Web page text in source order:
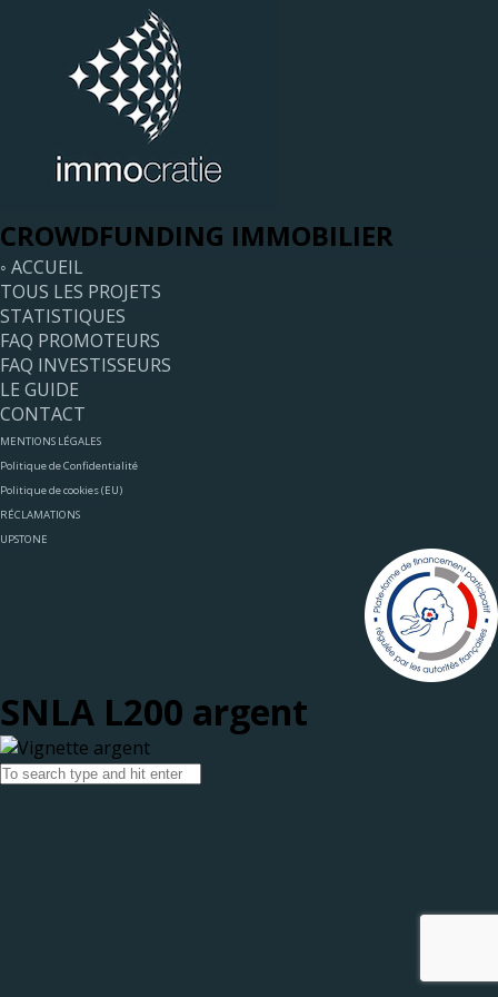
CROWDFUNDING IMMOBILIER
◦ ACCUEIL
TOUS LES PROJETS
STATISTIQUES
FAQ PROMOTEURS
FAQ INVESTISSEURS
LE GUIDE
CONTACT
MENTIONS LÉGALES
Politique de Confidentialité
Politique de cookies (EU)
RÉCLAMATIONS
UPSTONE
SNLA L200 argent